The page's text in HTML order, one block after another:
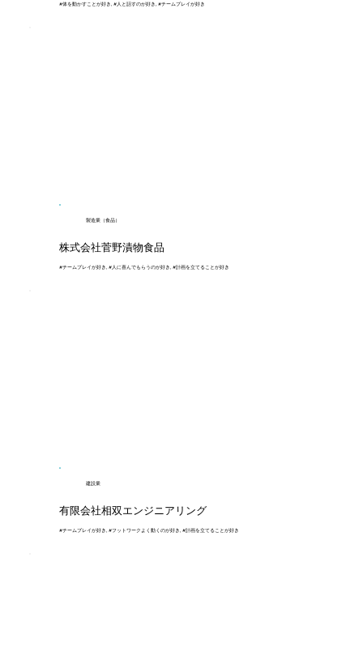
#体を動かすことが好き, #人と話すのが好き, #チームプレイが好き
製造業（食品）
株式会社菅野漬物食品
#チームプレイが好き, #人に喜んでもらうのが好き, #計画を立てることが好き
建設業
有限会社相双エンジニアリング
#チームプレイが好き, #フットワークよく動くのが好き, #計画を立てることが好き